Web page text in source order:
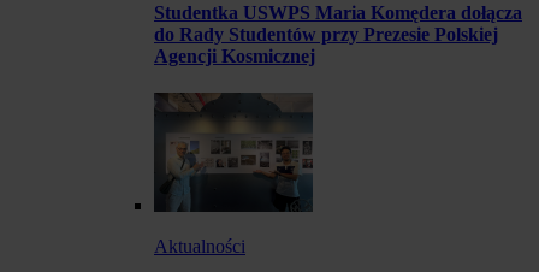
Studentka USWPS Maria Komędera dołącza
do Rady Studentów przy Prezesie Polskiej
Agencji Kosmicznej
Aktualności